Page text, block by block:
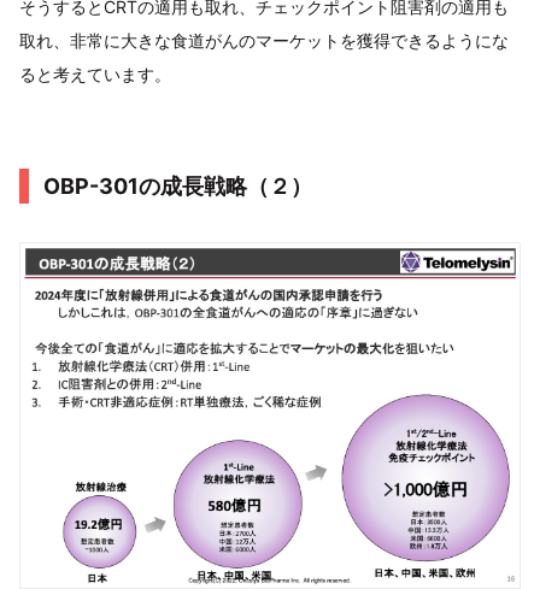
そうするとCRTの適用も取れ、チェックポイント阻害剤の適用も
取れ、非常に大きな食道がんのマーケットを獲得できるようにな
ると考えています。
OBP-301の成長戦略（２）